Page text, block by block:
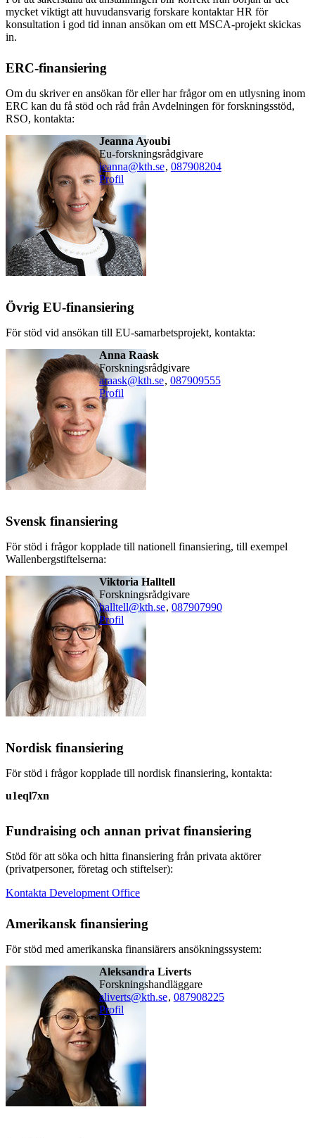
mycket viktigt att huvudansvarig forskare kontaktar HR för
konsultation i god tid innan ansökan om ett MSCA-projekt skickas
in.
ERC-finansiering
Om du skriver en ansökan för eller har frågor om en utlysning inom
ERC kan du få stöd och råd från Avdelningen för forskningsstöd,
RSO, kontakta:
Jeanna Ayoubi
eu-forskningsrådgivare
jeanna@kth.se, 087908204
Profil
Övrig EU-finansiering
För stöd vid ansökan till EU-samarbetsprojekt, kontakta:
Anna Raask
forskningsrådgivare
araask@kth.se, 087909555
Profil
Svensk finansiering
För stöd i frågor kopplade till nationell finansiering, till exempel
Wallenbergstiftelserna:
Viktoria Halltell
forskningsrådgivare
halltell@kth.se, 087907990
Profil
Nordisk finansiering
För stöd i frågor kopplade till nordisk finansiering, kontakta:
u1eql7xn
Fundraising och annan privat finansiering
Stöd för att söka och hitta finansiering från privata aktörer
(privatpersoner, företag och stiftelser):
Kontakta Development Office
Amerikansk finansiering
För stöd med amerikanska finansiärers ansökningssystem:
Aleksandra Liverts
forskningshandläggare
aliverts@kth.se, 087908225
Profil